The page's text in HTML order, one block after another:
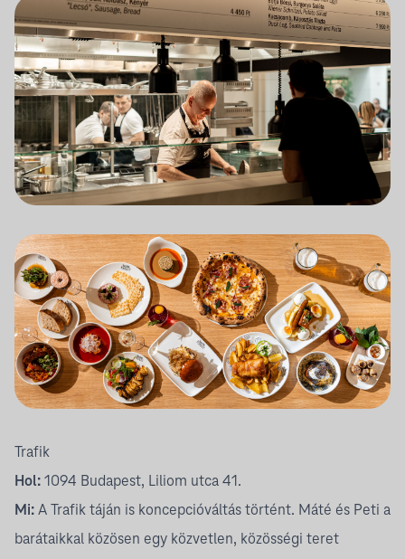
Trafik
Hol: 1094 Budapest, Liliom utca 41.
Mi: A Trafik táján is koncepcióváltás történt. Máté és Peti a
barátaikkal közösen egy közvetlen, közösségi teret